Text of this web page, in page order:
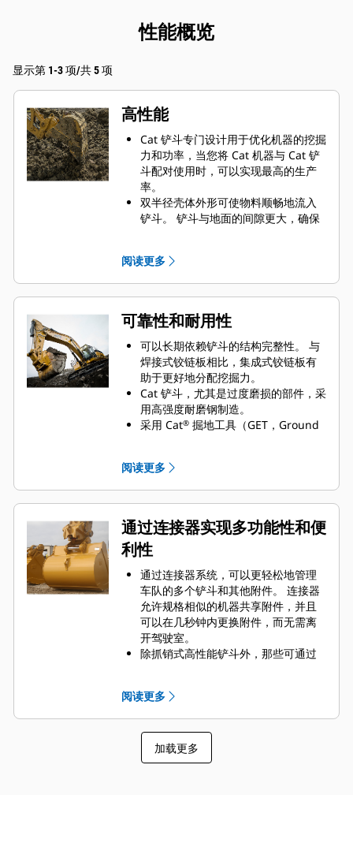
性能概览
显示第 1-3 项/共 5 项
高性能
Cat 铲斗专门设计用于优化机器的挖掘
力和功率，当您将 Cat 机器与 Cat 铲
斗配对使用时，可以实现最高的生产
率。
双半径壳体外形可使物料顺畅地流入
铲斗。 铲斗与地面的间隙更大，确保
油耗在挖掘过程中达到峰值。 Cat 铲
斗可以快速铲挖物料，提高了机器的
整体工作效率。
可在更短的时间内装载更多的物料。
对于每次装载，铲斗形状和侧挡板都
可将大部分物料保留在铲斗内。
阅读更多
可靠性和耐用性
可以长期依赖铲斗的结构完整性。 与
焊接式铰链板相比，集成式铰链板有
助于更好地分配挖掘力。
Cat 铲斗，尤其是过度磨损的部件，采
用高强度耐磨钢制造。
采用 Cat® 掘地工具（GET，Ground
铲刀有助于保护铲斗中最常接触和穿
过物料的部件。
通过为您的铲斗和应用组合选择正确
的 GET 来降低维护成本。
铲斗齿尖提供多种选择，确保适合您
的具体应用。 无论您需要获得平整的
挖掘底面还是挖掘坚硬、磨蚀性的物
料，总会有一款齿尖解决方案适合
您。
阅读更多
通过连接器实现多功能性和便
利性
通过连接器系统，可以更轻松地管理
车队的多个铲斗和其他附件。 连接器
允许规格相似的机器共享附件，并且
可以在几秒钟内更换附件，而无需离
开驾驶室。
除抓销式高性能铲斗外，那些可通过
铲斗配有一个可优化挖掘力的凹进
销，当与 Cat 抓销式快速连接器配套
使用时，可为铲斗提供更快的循环时
间。
此外，Cat 抓销式快速连接器还允许操
阅读更多
加载更多